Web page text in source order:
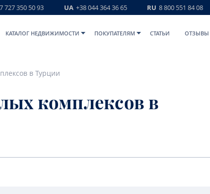
727 350 50 93 UA +38 044 364 36 65 RU 8 800 551 84 08
КАТАЛОГ НЕДВИЖИМОСТИ ПОКУПАТЕЛЯМ СТАТЬИ ОТЗЫВЫ
в Турции
комплексов в